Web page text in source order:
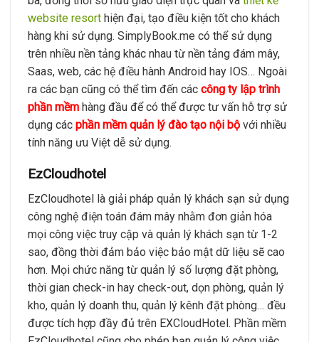
website resort hiện đại, tạo điều kiện tốt cho khách
hàng khi sử dụng. SimplyBook.me có thể sử dụng
trên nhiều nền tảng khác nhau từ nền tảng đám mây,
Saas, web, các hệ điều hành Android hay IOS… Ngoài
ra các bạn cũng có thể tìm đến các công ty lập trình
phần mềm hàng đầu để có thể được tư vấn hỗ trợ sử
dụng các phần mềm quản lý đào tạo nội bộ với nhiều
tính năng ưu Việt dễ sử dụng.
EzCloudhotel
EzCloudhotel là giải pháp quản lý khách sạn sử dụng
công nghệ điện toán đám mây nhằm đơn giản hóa
mọi công việc truy cập và quản lý khách sạn từ 1-2
sao, đồng thời đảm bảo việc bảo mật dữ liệu sẽ cao
hơn. Mọi chức năng từ quản lý số lượng đặt phòng,
thời gian check-in hay check-out, dọn phòng, quản lý
kho, quản lý doanh thu, quản lý kênh đặt phòng… đều
được tích hợp đầy đủ trên EXCloudHotel. Phần mềm